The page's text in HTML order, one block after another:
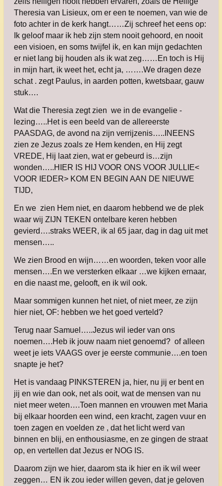
Theresia van Lisieux, om er een te noemen, van wie de
foto achter in de kerk hangt……Zij schreef het eens op:
Ik geloof maar ik heb zijn stem nooit gehoord, en nooit
een visioen, en soms twijfel ik, en kan mijn gedachten
er niet lang bij houden als ik wat zeg……En toch is Hij
in mijn hart, ik weet het, echt ja, …….We dragen deze
schat . zegt Paulus, in aarden potten, kwetsbaar, gauw
stuk….
Wat die Theresia zegt zien we in de evangelie -
lezing…..Het is een beeld van de allereerste
PAASDAG, de avond na zijn verrijzenis…..INEENS
zien ze Jezus zoals ze Hem kenden, en Hij zegt
VREDE, Hij laat zien, wat er gebeurd is…zijn
wonden…..HIER IS HIJ VOOR ONS VOOR JULLIE<
VOOR IEDER> KOM EN BEGIN AAN DE NIEUWE
TIJD,
En we zien Hem niet, en daarom hebbend we de plek
waar wij ZIJN TEKEN ontelbare keren hebben
gevierd….straks WEER, ik al 65 jaar, dag in dag uit met
mensen…..
We zien Brood en wijn……en woorden, teken voor alle
mensen….En we versterken elkaar …we kijken ernaar,
en die naast me, gelooft, en ik wil ook.
Maar sommigen kunnen het niet, of niet meer, ze zijn
hier niet, OF: hebben we het goed verteld?
Terug naar Samuel…..Jezus wil ieder van ons
noemen….Heb ik jouw naam niet genoemd? of alleen
weet je iets VAAGS over je eerste communie….en toen
snapte je het?
Het is vandaag PINKSTEREN ja, hier, nu jij er bent en
jij en wie dan ook, net als ooit, wat de mensen van nu
niet meer weten….Toen mannen en vrouwen met Maria
bij elkaar hoorden een wind, een kracht, zagen vuur en
toen zagen en voelden ze , dat het licht werd van
binnen en blij, en enthousiasme, en ze gingen de straat
op, en vertellen dat Jezus er NOG IS.
Daarom zijn we hier, daarom sta ik hier en ik wil weer
zeggen… EN ik zou ieder willen geven, dat je geloven